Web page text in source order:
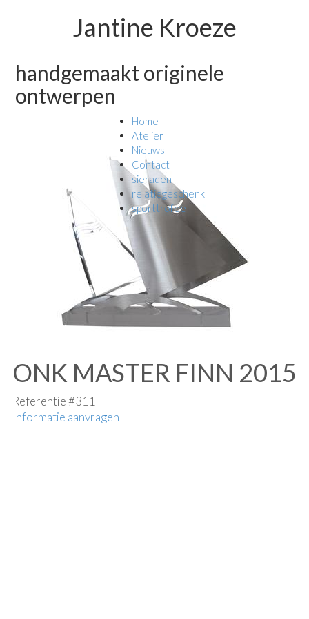
Jantine Kroeze
handgemaakt originele
ontwerpen
Home
Atelier
Nieuws
Contact
sieraden
relatiegeschenk
sporttrofee
ONK MASTER FINN 2015
Referentie #311
Informatie aanvragen